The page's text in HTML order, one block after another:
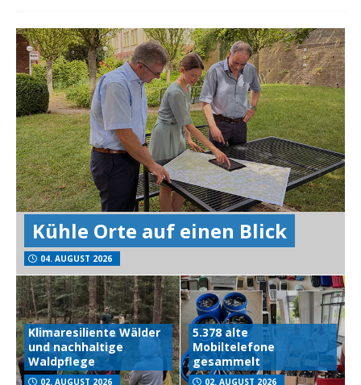
Kühle Orte auf einen Blick
04. AUGUST 2026
Klimaresiliente Wälder
und nachhaltige
Waldpflege
02. AUGUST 2026
5.378 alte
Mobiltelefone
gesammelt
02. AUGUST 2026